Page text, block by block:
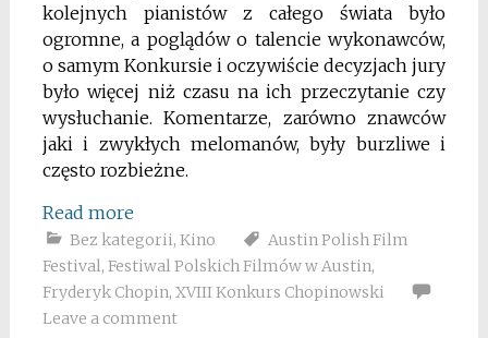
kolejnych pianistów z całego świata było
ogromne, a poglądów o talencie wykonawców,
o samym Konkursie i oczywiście decyzjach jury
było więcej niż czasu na ich przeczytanie czy
wysłuchanie. Komentarze, zarówno znawców
jaki i zwykłych melomanów, były burzliwe i
często rozbieżne.
Read more
Bez kategorii, Kino
Austin Polish Film
Festival, Festiwal Polskich Filmów w Austin,
Fryderyk Chopin, XVIII Konkurs Chopinowski
Leave a comment